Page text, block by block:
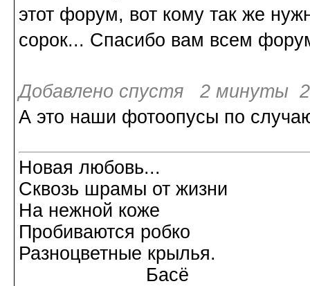
этот форум, вот кому так же
сорок... Спасибо вам всем
Добавлено спустя 2 минуты
А это наши фотоопусы по
Новая любовь...
Сквозь шрамы от жизни
На нежной коже
Пробиваются робко
Разноцветные крылья.
Басё